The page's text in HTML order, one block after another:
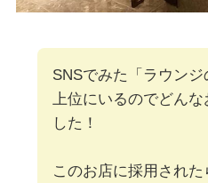
SNSでみた「ラウン
上位にいるのでどんな
した！
このお店に採用され